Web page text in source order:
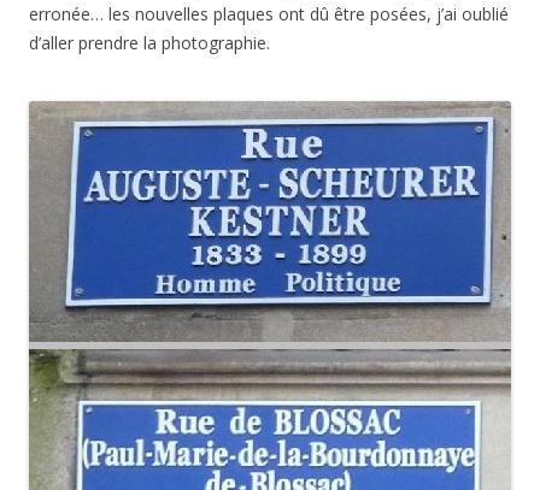
erronée… les nouvelles plaques ont dû être posées, j’ai oublié
d’aller prendre la photographie.